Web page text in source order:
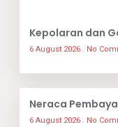
Kepolaran dan
6 August 2026 No
Neraca
6 August 2026 No